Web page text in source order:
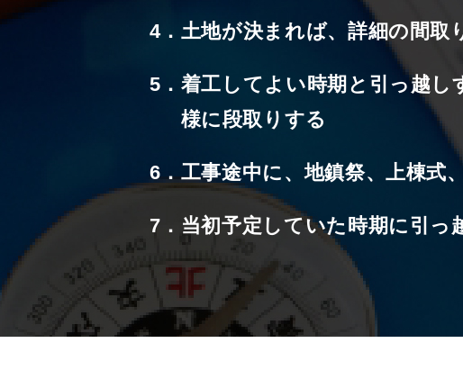
土地が決まれば、詳細の間取
着工してよい時期と引っ越
様に段取りする
工事途中に、地鎮祭、上棟式
当初予定していた時期に引っ